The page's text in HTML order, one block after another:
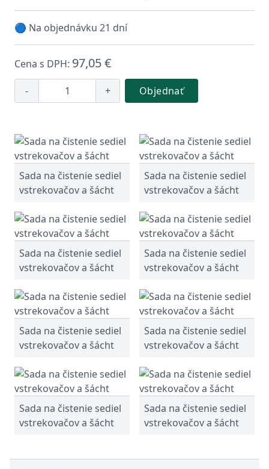
🔵 Na objednávku 21 dní
Cena s DPH: 97,05 €
- + Objednať
Sada na čistenie sediel
vstrekovačov a šácht
Sada na čistenie sediel
vstrekovačov a šácht
Sada na čistenie sediel
vstrekovačov a šácht
Sada na čistenie sediel
vstrekovačov a šácht
Sada na čistenie sediel
vstrekovačov a šácht
Sada na čistenie sediel
vstrekovačov a šácht
Sada na čistenie sediel
vstrekovačov a šácht
Sada na čistenie sediel
vstrekovačov a šácht